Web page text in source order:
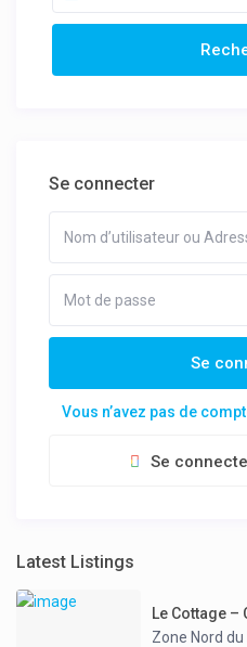
Se connecter
Se
Vous n’avez pas de
Se
Latest Listings
Le Cottage –
Zone Nord du